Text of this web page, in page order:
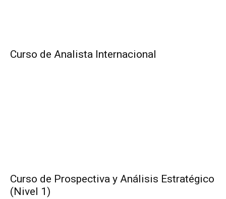
Curso de Analista Internacional
Curso de Prospectiva y Análisis Estratégico
(Nivel 1)